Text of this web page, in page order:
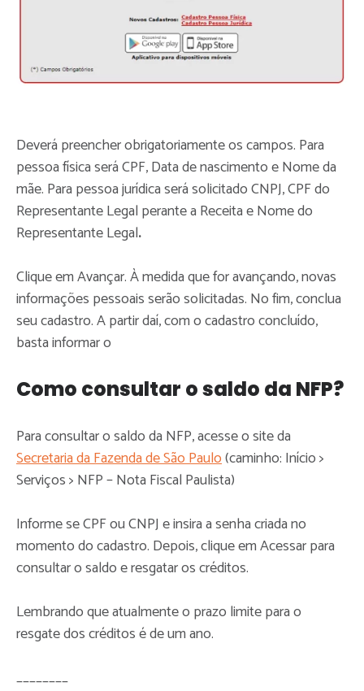
Deverá preencher obrigatoriamente os campos. Para
pessoa física será CPF, Data de nascimento e Nome da
mãe. Para pessoa jurídica será solicitado CNPJ, CPF do
Representante Legal perante a Receita e Nome do
Representante Legal.
Clique em Avançar. À medida que for avançando, novas
informações pessoais serão solicitadas. No fim, conclua
seu cadastro. A partir daí, com o cadastro concluído,
basta informar o
Como consultar o saldo da NFP?
Para consultar o saldo da NFP, acesse o site da
Secretaria da Fazenda de São Paulo(caminho: Início >
Serviços > NFP – Nota Fiscal Paulista)
Informe se CPF ou CNPJ e insira a senha criada no
momento do cadastro. Depois, clique em Acessar para
consultar o saldo e resgatar os créditos.
Lembrando que atualmente o prazo limite para o
resgate dos créditos é de um ano.
________